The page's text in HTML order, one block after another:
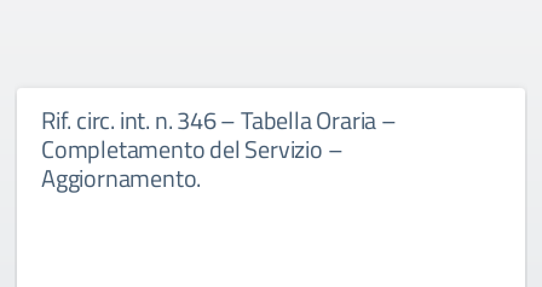
Rif. circ. int. n. 346 – Tabella Oraria –
Completamento del Servizio –
Aggiornamento.